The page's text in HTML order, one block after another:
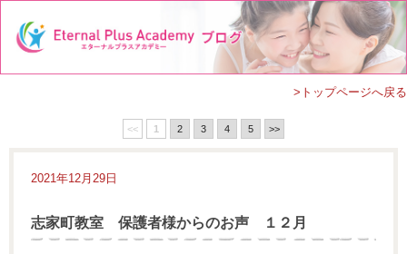
>トップページへ戻る
<< 1 2 3 4 5 >>
2021年12月29日
志家町教室 保護者様からのお声 １２月